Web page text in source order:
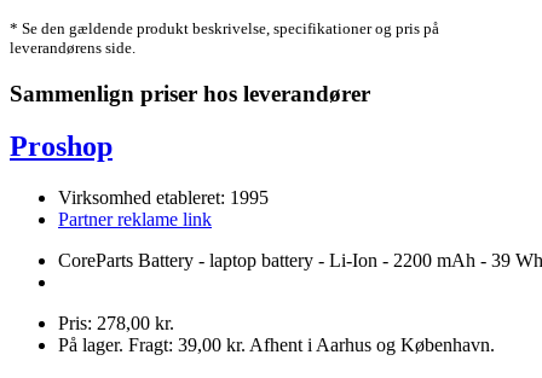
* Se den gældende produkt beskrivelse, specifikationer og pris på
leverandørens side.
Sammenlign priser hos leverandører
Proshop
Virksomhed etableret: 1995
Partner reklame link
CoreParts Battery - laptop battery - Li-Ion - 2200 mAh - 39 Wh
Pris: 278,00 kr.
På lager. Fragt: 39,00 kr. Afhent i Aarhus og København.